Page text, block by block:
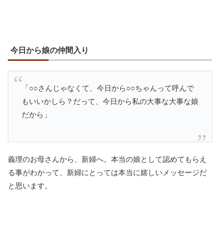
今日から娘の仲間入り
「○○さんじゃなくて、今日から○○ちゃんって呼んで
もいいかしら？だって、今日から私の大事な大事な娘
だから」
義理のお母さんから、新婦へ。本当の娘として認めてもらえ
る事がわかって、新婦にとっては本当に嬉しいメッセージだ
と思います。